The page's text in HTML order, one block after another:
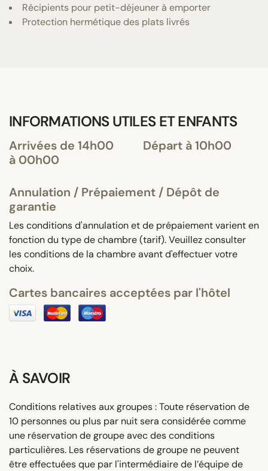
Récipients pour petit-déjeuner à emporter
Protection hermétique des plats livrés
INFORMATIONS UTILES ET ENFANTS
Arrivées de 14h00
à 00h00
Départ à 10h00
Annulation / Prépaiement / Dépôt de
garantie
Les conditions d'annulation et de prépaiement varient en
fonction du type de chambre (tarif). Veuillez consulter
les conditions de la chambre avant d'effectuer votre
choix.
Cartes bancaires acceptées par l'hôtel
À SAVOIR
Conditions relatives aux groupes : Toute réservation de
10 personnes ou plus par nuit sera considérée comme
une réservation de groupe avec des conditions
particulières. Les réservations de groupe ne peuvent
être effectuées que par l'intermédiaire de l’équipe de